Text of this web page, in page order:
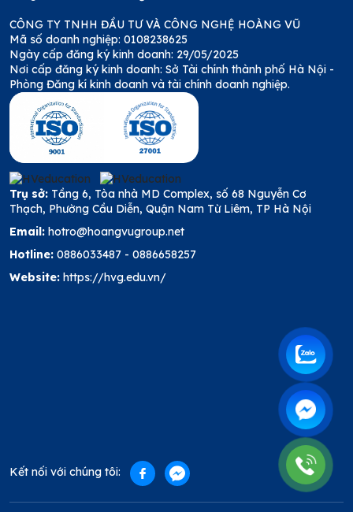
CÔNG TY TNHH ĐẦU TƯ VÀ CÔNG NGHỆ HOÀNG VŨ
Mã số doanh nghiệp: 0108238625
Ngày cấp đăng ký kinh doanh: 29/05/2025
Nơi cấp đăng ký kinh doanh: Sở Tài chính thành phố Hà Nội -
Phòng Đăng kí kinh doanh và tài chính doanh nghiệp.
Trụ sở: Tầng 6, Tòa nhà MD Complex, số 68 Nguyễn Cơ
Thạch, Phường Cầu Diễn, Quận Nam Từ Liêm, TP Hà Nội
Email: hotro@hoangvugroup.net
Hotline: 0886033487 - 0886658257
Website: https://hvg.edu.vn/
Kết nối với chúng tôi: